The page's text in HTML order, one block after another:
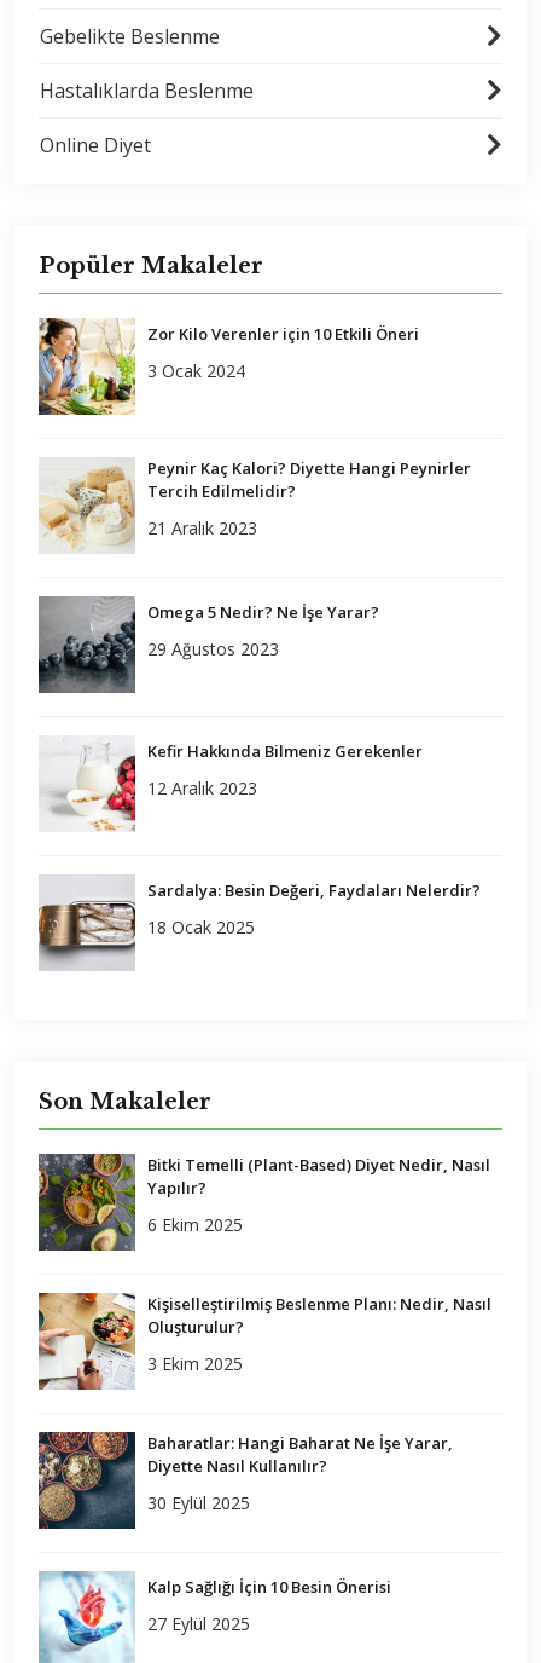
Gebelikte Beslenme
Hastalıklarda Beslenme
Online Diyet
Popüler Makaleler
Zor Kilo Verenler için 10 Etkili Öneri
3 Ocak 2024
Peynir Kaç Kalori? Diyette Hangi Peynirler
Tercih Edilmelidir?
21 Aralık 2023
Omega 5 Nedir? Ne İşe Yarar?
29 Ağustos 2023
Kefir Hakkında Bilmeniz Gerekenler
12 Aralık 2023
Sardalya: Besin Değeri, Faydaları Nelerdir?
18 Ocak 2025
Son Makaleler
Bitki Temelli (Plant-Based) Diyet Nedir, Nasıl
Yapılır?
6 Ekim 2025
Kişiselleştirilmiş Beslenme Planı: Nedir, Nasıl
Oluşturulur?
3 Ekim 2025
Baharatlar: Hangi Baharat Ne İşe Yarar,
Diyette Nasıl Kullanılır?
30 Eylül 2025
Kalp Sağlığı İçin 10 Besin Önerisi
27 Eylül 2025